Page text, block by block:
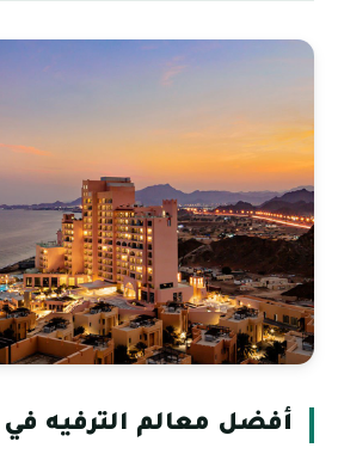
أفضل معالم الترفيه في